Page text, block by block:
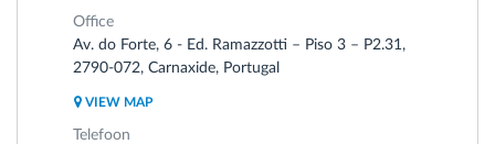
Office
Av. do Forte, 6 - Ed. Ramazzotti – Piso 3 – P2.31,
2790-072, Carnaxide, Portugal
VIEW MAP
Telefoon